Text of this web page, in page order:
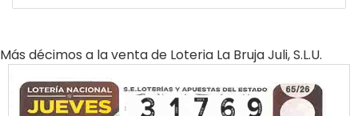
Más décimos a la venta de Loteria La Bruja Juli, S.l.u.